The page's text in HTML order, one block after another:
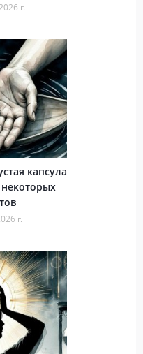
г.
капсула
г.